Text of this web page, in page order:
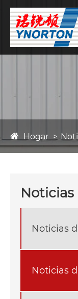
Hogar
Noticias
Noticias
Noticias